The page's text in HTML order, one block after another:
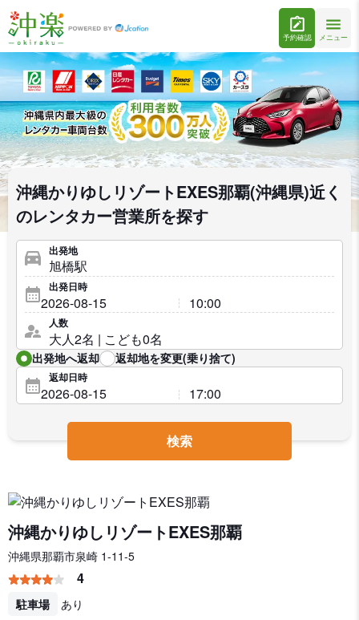
予約確認 メニュー
沖縄かりゆしリゾートEXES那覇(沖縄県)近く
のレンタカー営業所を探す
出発地
出発日時
人数
出発地へ返却 返却地を変更(乗り捨て)
返却日時
検索
沖縄かりゆしリゾートEXES那覇
沖縄県那覇市泉崎 1-11-5
4
駐車場
あり